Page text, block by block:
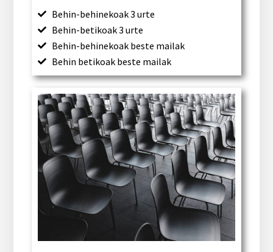
Behin-behinekoak 3 urte
Behin-betikoak 3 urte
Behin-behinekoak beste mailak
Behin betikoak beste mailak